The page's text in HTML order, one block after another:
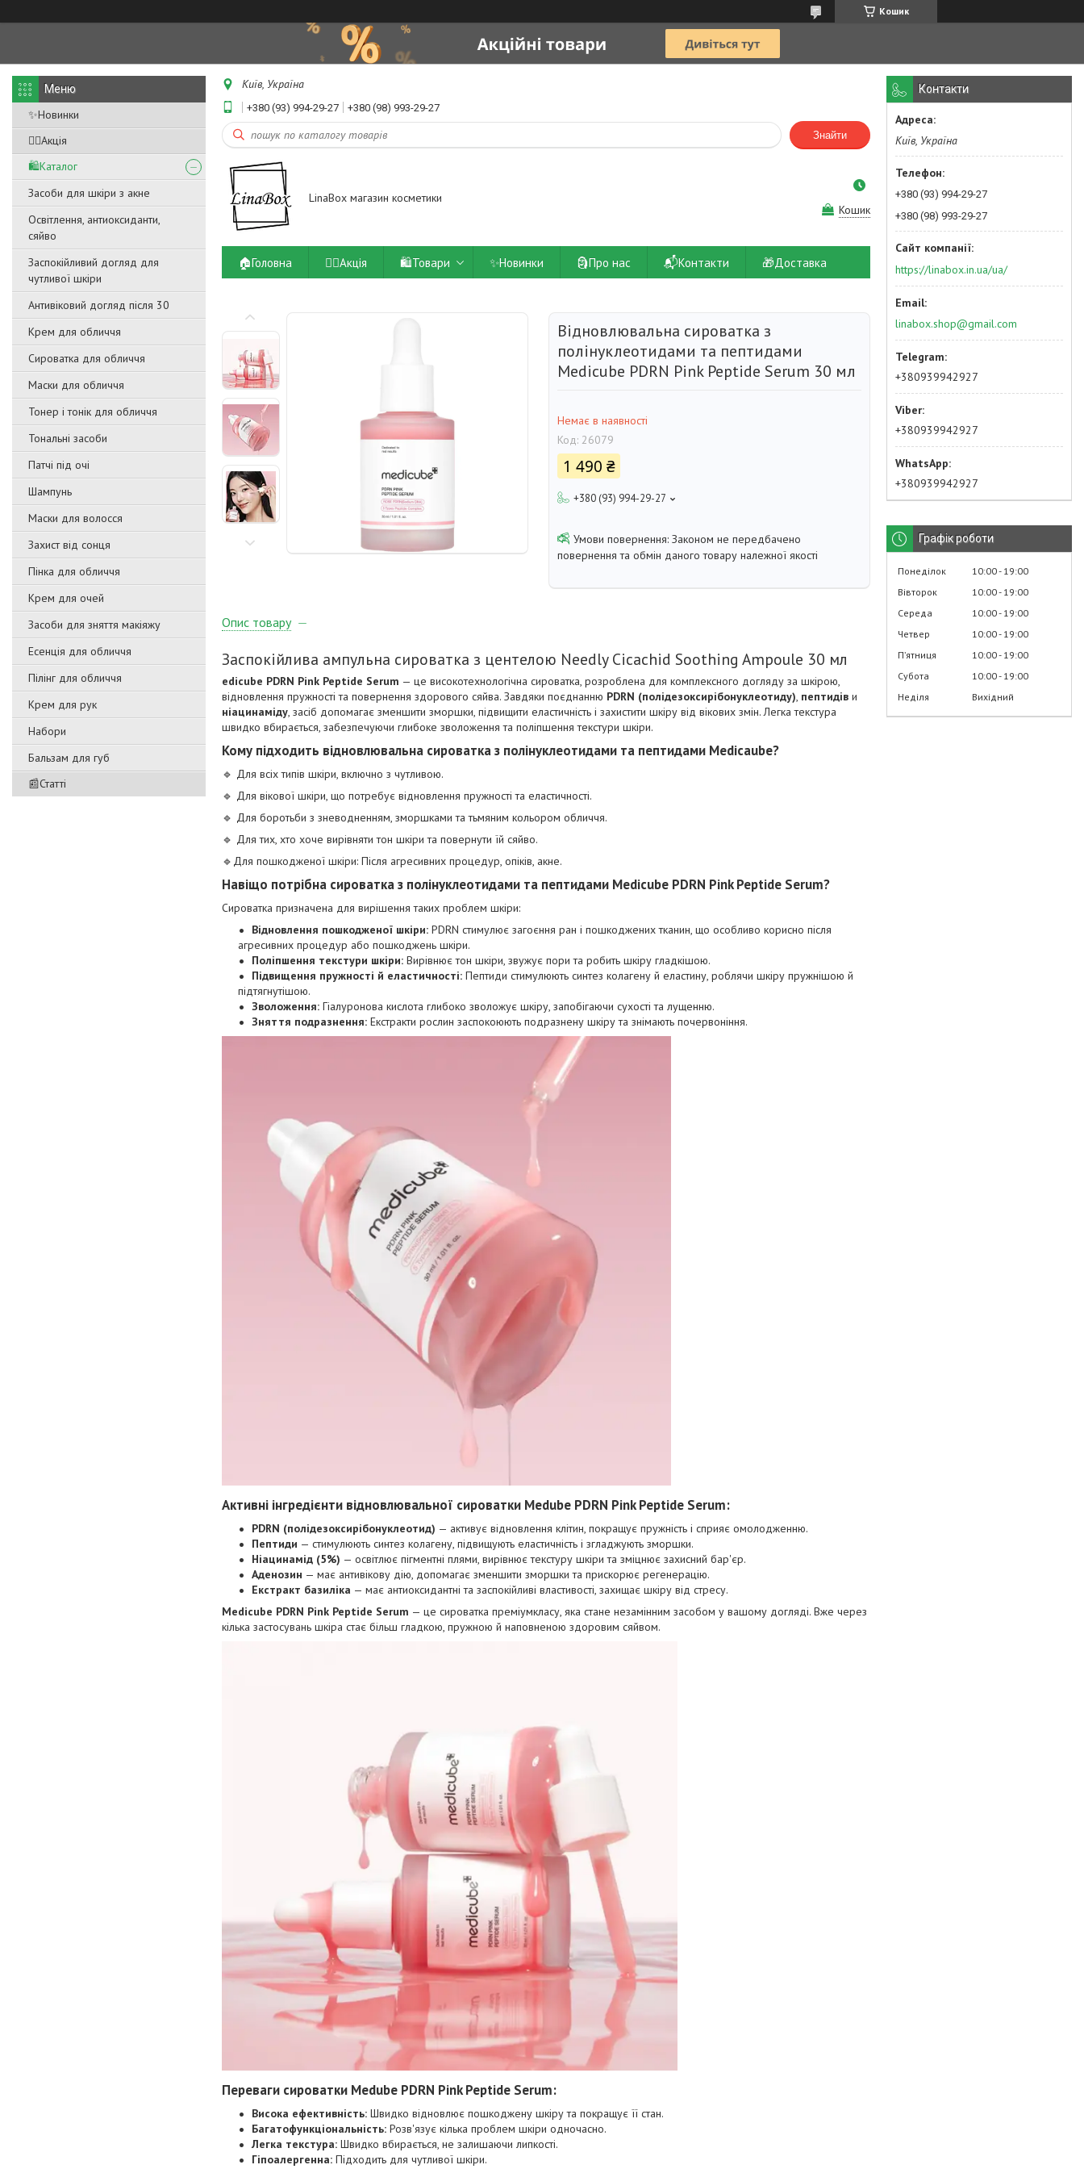
Кошик
✨Новинки
❤️‍🔥Акція
🛍️Каталог
Засоби для шкіри з акне
Освітлення, антиоксиданти,
сяйво
Заспокійливий догляд для
чутливої ​​шкіри
Антивіковий догляд після 30
Крем для обличчя
Сироватка для обличчя
Маски для обличчя
Тонер і тонік для обличчя
Тональні засоби
Патчі під очі
Шампунь
Маски для волосся
Захист від сонця
Пінка для обличчя
Крем для очей
Засоби для зняття макіяжу
Есенція для обличчя
Пілінг для обличчя
Крем для рук
Набори
Бальзам для губ
📰Статті
Київ, Україна
+380 (93) 994-29-27 +380 (98) 993-29-27
Знайти
LinaBox магазин косметики
Кошик
🏠Головна ❤️‍🔥Акція 🛍️Товари ✨Новинки 🗿Про нас 📬Контакти 🎁Доставка
Відновлювальна сироватка з
полінуклеотидами та пептидами
Medicube PDRN Pink Peptide Serum 30 мл
Немає в наявності
Код: 26079
1 490 ₴
+380 (93) 994-29-27
Законом не передбачено
повернення та обмін даного товару належної якості
Опис товару
Заспокійлива ампульна сироватка з центелою Needly Cicachid Soothing Ampoule 30 мл
edicube PDRN Pink Peptide Serum — це високотехнологічна сироватка, розроблена для комплексного догляду за шкірою,
відновлення пружності та повернення здорового сяйва. Завдяки поєднанню PDRN (полідезоксирібонуклеотиду), пептидів и
ніацинаміду, засіб допомагає зменшити зморшки, підвищити еластичність і захистити шкіру від вікових змін. Легка текстура
швидко вбирається, забезпечуючи глибоке зволоження та поліпшення текстури шкіри.
Кому підходить відновлювальна сироватка з полінуклеотидами та пептидами Medicaube?
🔹 Для всіх типів шкіри, включно з чутливою.
🔹 Для вікової шкіри, що потребує відновлення пружності та еластичності.
🔹 Для боротьби з зневодненням, зморшками та тьмяним кольором обличчя.
🔹 Для тих, хто хоче вирівняти тон шкіри та повернути їй сяйво.
🔹Для пошкодженої шкіри: Після агресивних процедур, опіків, акне.
Навіщо потрібна сироватка з полінуклеотидами та пептидами Medicube PDRN Pink Peptide Serum?
Сироватка призначена для вирішення таких проблем шкіри:
Відновлення пошкодженої шкіри: PDRN стимулює загоєння ран і пошкоджених тканин, що особливо корисно після
агресивних процедур або пошкоджень шкіри.
Поліпшення текстури шкіри: Вирівнює тон шкіри, звужує пори та робить шкіру гладкішою.
Підвищення пружності й еластичності: Пептиди стимулюють синтез колагену й еластину, роблячи шкіру пружнішою й
підтягнутішою.
Зволоження: Гіалуронова кислота глибоко зволожує шкіру, запобігаючи сухості та лущенню.
Зняття подразнення: Екстракти рослин заспокоюють подразнену шкіру та знімають почервоніння.
Активні інгредієнти відновлювальної сироватки Medube PDRN Pink Peptide Serum:
PDRN (полідезоксирібонуклеотид) — активує відновлення клітин, покращує пружність і сприяє омолодженню.
Пептиди — стимулюють синтез колагену, підвищують еластичність і згладжують зморшки.
Ніацинамід (5%) — освітлює пігментні плями, вирівнює текстуру шкіри та зміцнює захисний бар'єр.
Аденозин — має антивікову дію, допомагає зменшити зморшки та прискорює регенерацію.
Екстракт базиліка — має антиоксидантні та заспокійливі властивості, захищає шкіру від стресу.
Medicube PDRN Pink Peptide Serum — це сироватка преміумкласу, яка стане незамінним засобом у вашому догляді. Вже через
кілька застосувань шкіра стає більш гладкою, пружною й наповненою здоровим сяйвом.
Переваги сироватки Medube PDRN Pink Peptide Serum:
Висока ефективність: Швидко відновлює пошкоджену шкіру та покращує її стан.
Багатофункціональність: Розв'язує кілька проблем шкіри одночасно.
Легка текстура: Швидко вбирається, не залишаючи липкості.
Гіпоалергенна: Підходить для чутливої шкіри.
Контакти
Київ, Україна
+380 (93) 994-29-27
+380 (98) 993-29-27
https://linabox.in.ua/ua/
linabox.shop@gmail.com
+380939942927
+380939942927
+380939942927
Графік роботи
Понеділок 10:00 19:00
Вівторок
10:00 19:00
Середа
10:00 19:00
Четвер
10:00 19:00
Пʼятниця
10:00 19:00
Субота
10:00 19:00
Неділя
Вихідний